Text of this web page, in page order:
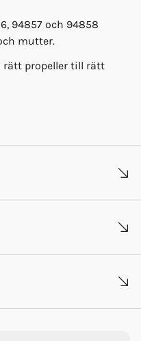
94857 och 94858
mutter.
rätt propeller till rätt